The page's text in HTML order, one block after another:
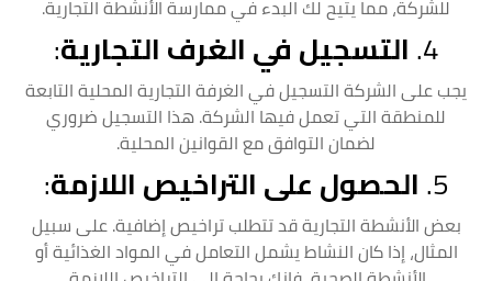
للشركة، مما يتيح لك البدء في ممارسة الأنشطة التجارية.
4. التسجيل في الغرف التجارية:
يجب على الشركة التسجيل في الغرفة التجارية المحلية التابعة
للمنطقة التي تعمل فيها الشركة. هذا التسجيل ضروري
لضمان التوافق مع القوانين المحلية.
5. الحصول على التراخيص اللازمة:
بعض الأنشطة التجارية قد تتطلب تراخيص إضافية. على سبيل
المثال، إذا كان النشاط يشمل التعامل في المواد الغذائية أو